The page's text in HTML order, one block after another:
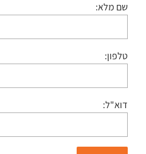
שם מלא:
טלפון:
דוא"ל: